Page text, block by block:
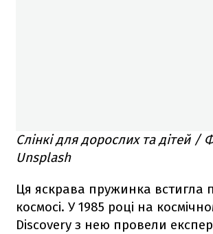
Слінкі для дорослих та дітей /
Unsplash
Ця яскрава пружинка встигла
космосі. У 1985 році на
Discovery з нею провели